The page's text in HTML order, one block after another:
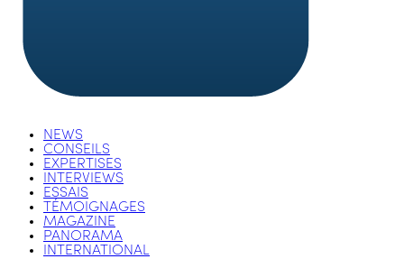
NEWS
CONSEILS
EXPERTISES
INTERVIEWS
ESSAIS
TÉMOIGNAGES
MAGAZINE
PANORAMA
INTERNATIONAL